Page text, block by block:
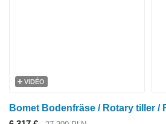
VIDÉO